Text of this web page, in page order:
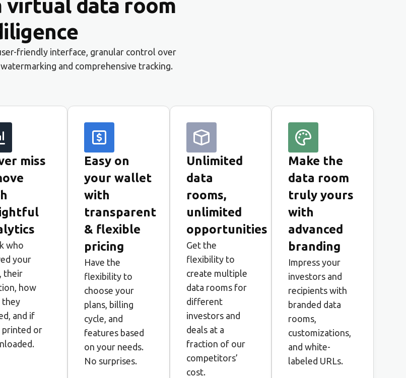
virtual data room
friendly interface, granular control over
and comprehensive tracking.
miss
who
your
their
how
they
and if
printed or
Easy on
your wallet
with
transparent
& flexible
pricing
Have the
flexibility to
choose your
plans, billing
cycle, and
features based
on your needs.
No surprises.
Unlimited
data
rooms,
unlimited
opportunities
Get the
flexibility to
create multiple
data rooms for
different
investors and
deals at a
fraction of our
competitors’
cost.
Make the
data room
truly yours
with
advanced
branding
Impress your
investors and
recipients with
branded data
rooms,
customizations,
and white-
labeled URLs.